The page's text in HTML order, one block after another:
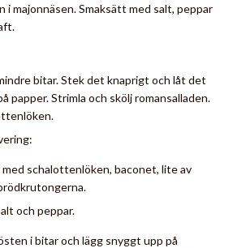
i majonnäsen. Smaksätt med salt, peppar
bitar. Stek det knaprigt och låt det
papper. Strimla och skölj romansalladen.
med schalottenlöken, baconet, lite av
och peppar.
i bitar och lägg snyggt upp på